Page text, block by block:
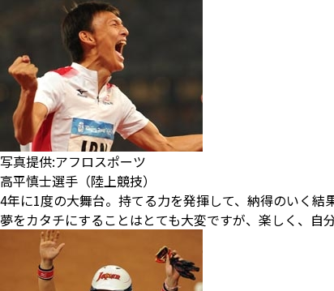
写真提供:アフロスポーツ
高平慎士選手（陸上競技）
4年に1度の大舞台。持てる力を発揮して、納得のいく結
夢をカタチにすることはとても大変ですが、楽しく、自